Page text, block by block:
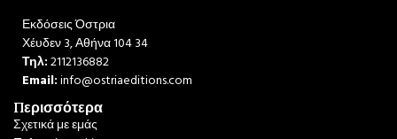
Εκδόσεις Όστρια
Χέυδεν 3, Αθήνα 104 34
Τηλ:2112136882
Email:info@ostriaeditions.com
Περισσότερα
Σχετικά με εμάς